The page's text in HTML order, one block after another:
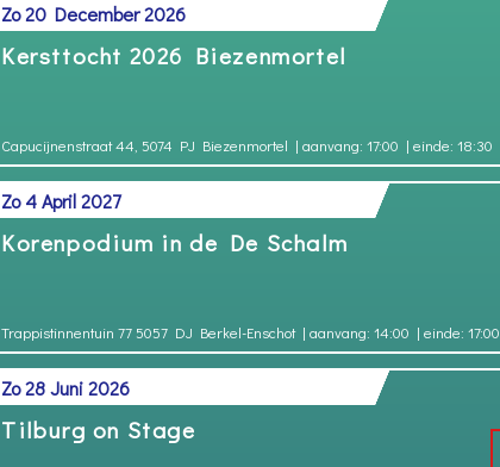
Zo 20 December 2026
Kersttocht 2026 Biezenmortel
Capucijnenstraat 44, 5074 PJ Biezenmortel | aanvang: 17:00 | einde: 18:30
Zo 4 April 2027
Korenpodium in de De Schalm
Trappistinnentuin 77 ​​5057 DJ Berkel-Enschot | aanvang: 14:00 | einde: 17:00
Zo 28 Juni 2026
Tilburg on Stage